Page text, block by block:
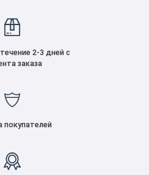
2-3 дней с
заказа
покупателей